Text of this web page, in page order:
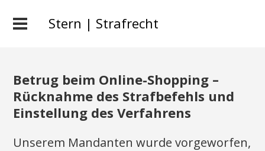
Stern | Strafrecht
Betrug beim Online-Shopping –
Rücknahme des Strafbefehls und
Einstellung des Verfahrens
Unserem Mandanten wurde vorgeworfen,